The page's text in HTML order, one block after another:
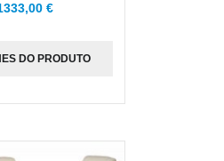
€
DO PRODUTO